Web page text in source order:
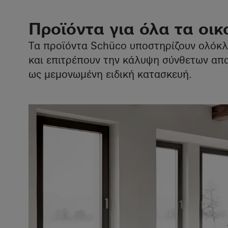
Προϊόντα για όλα τα
Τα προϊόντα Schüco υποστηρίζουν
και επιτρέπουν την κάλυψη σύνθετων
ως μεμονωμένη ειδική κατασκευή.